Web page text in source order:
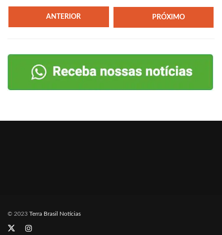
ANTERIOR PRÓXIMO
© 2023 Terra Brasil Notícias